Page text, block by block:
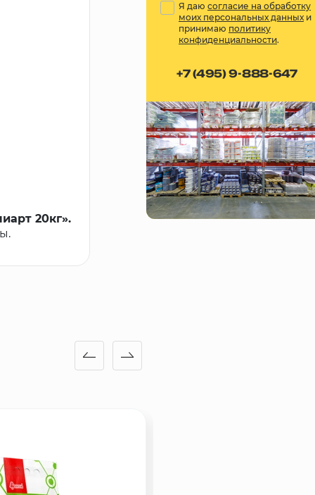
20кг».
Я даю согласие на обработку
моих персональных данных и
принимаю политику
конфиденциальности.
+7 (495) 9-888-647